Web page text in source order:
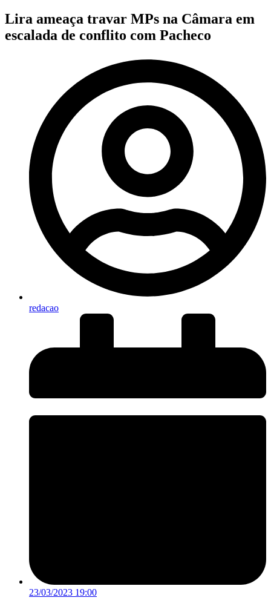
Lira ameaça travar MPs na Câmara em
escalada de conflito com Pacheco
redacao
23/03/2023 19:00